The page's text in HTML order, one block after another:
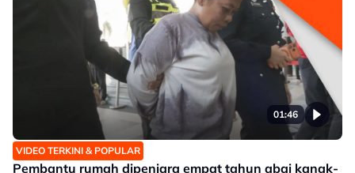
01:46
VIDEO TERKINI & POPULAR
Pembantu rumah dipenjara empat tahun abai kanak-